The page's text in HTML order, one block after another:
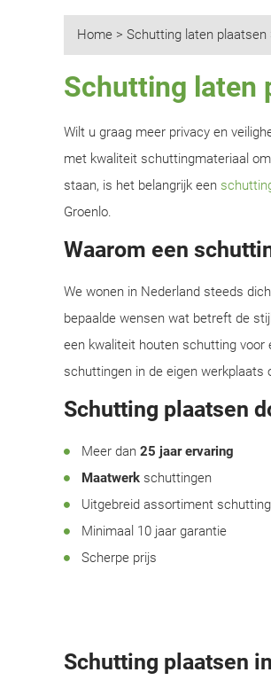
Home > Schutting laten plaatsen
Schutting laten
Wilt u graag meer privacy en
met kwaliteit schuttingmateriaal
staan, is het belangrijk een
Groenlo.
Waarom een
We wonen in Nederland steeds
bepaalde wensen wat betreft de
een kwaliteit houten schutting voor
schuttingen in de eigen werkplaats
Schutting plaatsen
Meer dan 25 jaar ervaring
Maatwerk schuttingen
Uitgebreid assortiment
Minimaal 10 jaar garantie
Scherpe prijs
Schutting plaatsen